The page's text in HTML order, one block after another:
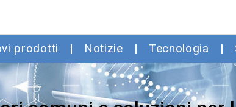
prodotti Notizie Tecnologia